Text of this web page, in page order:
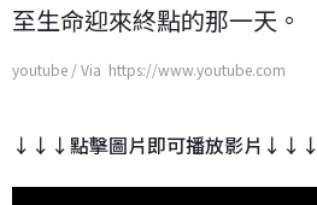
至生命迎來終點的那一天。
youtube / Via https://www.youtube.com
↓↓↓點擊圖片即可播放影片↓↓↓